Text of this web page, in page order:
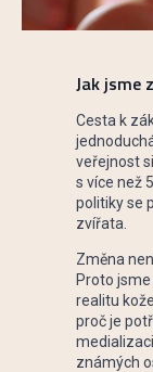
Jak jsme
Cesta k
veřejnost
s více než
politiky se
zvířata.
Změna
Proto
realitu
proč je
známých